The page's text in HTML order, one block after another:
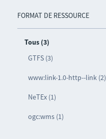
FORMAT DE RESSOURCE
Tous (3)
GTFS (3)
www:link-1.0-http--link (2)
NeTEx (1)
ogc:wms (1)